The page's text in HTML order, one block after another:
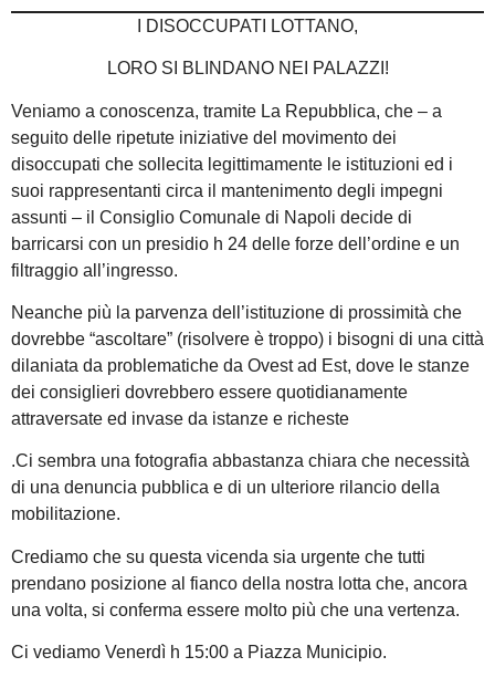
I DISOCCUPATI LOTTANO,
LORO SI BLINDANO NEI PALAZZI!
Veniamo a conoscenza, tramite La Repubblica, che – a
seguito delle ripetute iniziative del movimento dei
disoccupati che sollecita legittimamente le istituzioni ed i
suoi rappresentanti circa il mantenimento degli impegni
assunti – il Consiglio Comunale di Napoli decide di
barricarsi con un presidio h 24 delle forze dell’ordine e un
filtraggio all’ingresso.
Neanche più la parvenza dell’istituzione di prossimità che
dovrebbe “ascoltare” (risolvere è troppo) i bisogni di una città
dilaniata da problematiche da Ovest ad Est, dove le stanze
dei consiglieri dovrebbero essere quotidianamente
attraversate ed invase da istanze e richeste
.Ci sembra una fotografia abbastanza chiara che necessità
di una denuncia pubblica e di un ulteriore rilancio della
mobilitazione.
Crediamo che su questa vicenda sia urgente che tutti
prendano posizione al fianco della nostra lotta che, ancora
una volta, si conferma essere molto più che una vertenza.
Ci vediamo Venerdì h 15:00 a Piazza Municipio.